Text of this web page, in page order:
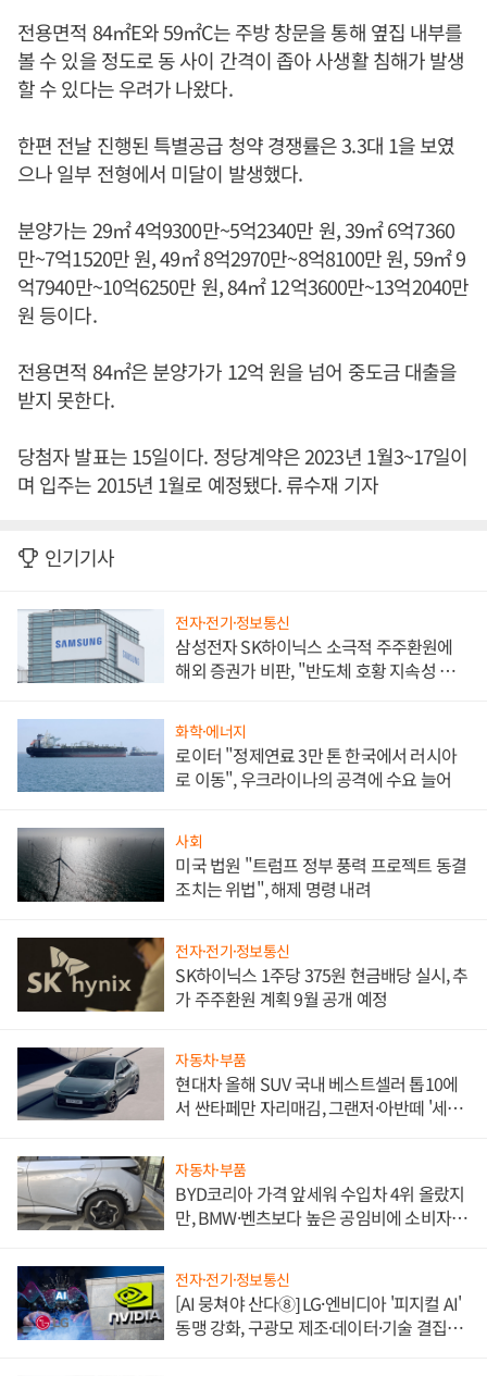
전용면적 84㎡E와 59㎡C는 주방 창문을 통해 옆집 내부를
볼 수 있을 정도로 동 사이 간격이 좁아 사생활 침해가 발생
할 수 있다는 우려가 나왔다.
한편 전날 진행된 특별공급 청약 경쟁률은 3.3대 1을 보였
으나 일부 전형에서 미달이 발생했다.
분양가는 29㎡ 4억9300만~5억2340만 원, 39㎡ 6억7360
만~7억1520만 원, 49㎡ 8억2970만~8억8100만 원, 59㎡ 9
억7940만~10억6250만 원, 84㎡ 12억3600만~13억2040만
원 등이다.
전용면적 84㎡은 분양가가 12억 원을 넘어 중도금 대출을
받지 못한다.
당첨자 발표는 15일이다. 정당계약은 2023년 1월3~17일이
며 입주는 2015년 1월로 예정됐다. 류수재 기자
인기기사
전자·전기·정보통신
삼성전자 SK하이닉스 소극적 주주환원에
해외 증권가 비판, "반도체 호황 지속성 의
화학·에너지
로이터 "정제연료 3만 톤 한국에서 러시아
로 이동", 우크라이나의 공격에 수요 늘어
사회
미국 법원 "트럼프 정부 풍력 프로젝트 동결
조치는 위법", 해제 명령 내려
전자·전기·정보통신
SK하이닉스 1주당 375원 현금배당 실시, 추
가 주주환원 계획 9월 공개 예정
자동차·부품
현대차 올해 SUV 국내 베스트셀러 톱10에
서 싼타페만 자리매김, 그랜저·아반떼 '세단
자동차·부품
BYD코리아 가격 앞세워 수입차 4위 올랐지
만, BMW·벤츠보다 높은 공임비에 소비자
전자·전기·정보통신
[AI 뭉쳐야 산다⑧] LG·엔비디아 '피지컬 AI'
동맹 강화, 구광모 제조·데이터·기술 결집